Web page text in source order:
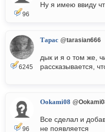
96
Ну я имею ввиду
6245
Тарас @tarasian666
дык и я о том же,
рассказывается,
96
Ookami08
Все сделал и
не появляется